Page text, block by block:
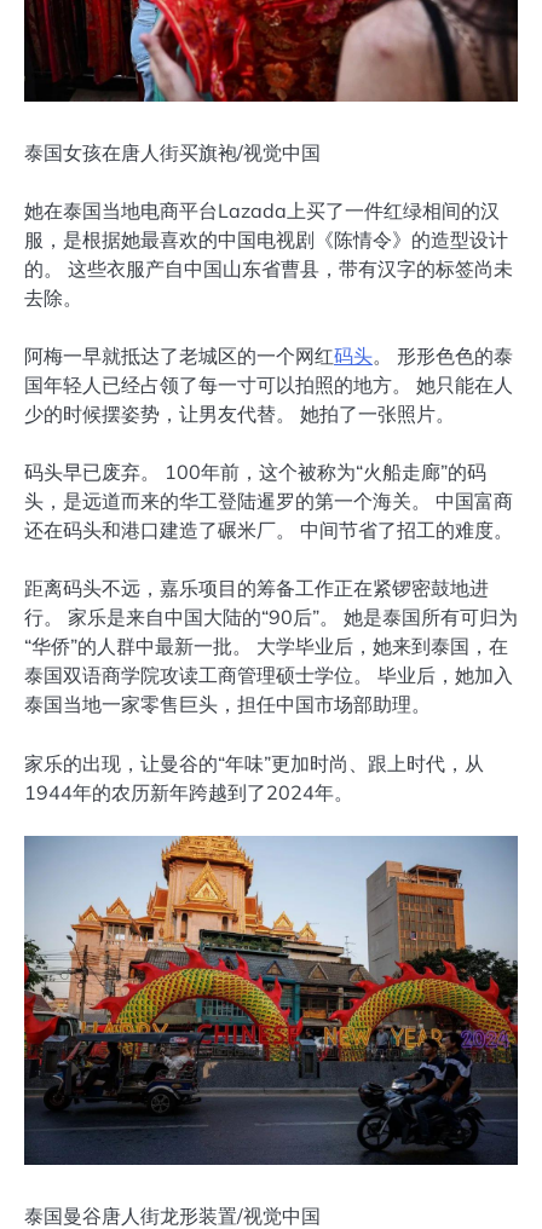
泰国女孩在唐人街买旗袍/视觉中国
她在泰国当地电商平台Lazada上买了一件红绿相间的汉
服，是根据她最喜欢的中国电视剧《陈情令》的造型设计
的。 这些衣服产自中国山东省曹县，带有汉字的标签尚未
去除。
阿梅一早就抵达了老城区的一个网红码头。 形形色色的泰
国年轻人已经占领了每一寸可以拍照的地方。 她只能在人
少的时候摆姿势，让男友代替。 她拍了一张照片。
码头早已废弃。 100年前，这个被称为“火船走廊”的码
头，是远道而来的华工登陆暹罗的第一个海关。 中国富商
还在码头和港口建造了碾米厂。 中间节省了招工的难度。
距离码头不远，嘉乐项目的筹备工作正在紧锣密鼓地进
行。 家乐是来自中国大陆的“90后”。 她是泰国所有可归为
“华侨”的人群中最新一批。 大学毕业后，她来到泰国，在
泰国双语商学院攻读工商管理硕士学位。 毕业后，她加入
泰国当地一家零售巨头，担任中国市场部助理。
家乐的出现，让曼谷的“年味”更加时尚、跟上时代，从
1944年的农历新年跨越到了2024年。
泰国曼谷唐人街龙形装置/视觉中国